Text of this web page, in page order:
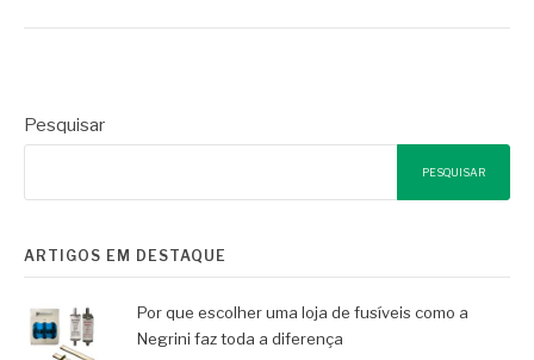
Pesquisar
PESQUISAR
ARTIGOS EM DESTAQUE
Por que escolher uma loja de fusíveis como a
Negrini faz toda a diferença